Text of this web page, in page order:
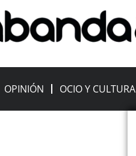
OPINIÓN OCIO Y CULTURA